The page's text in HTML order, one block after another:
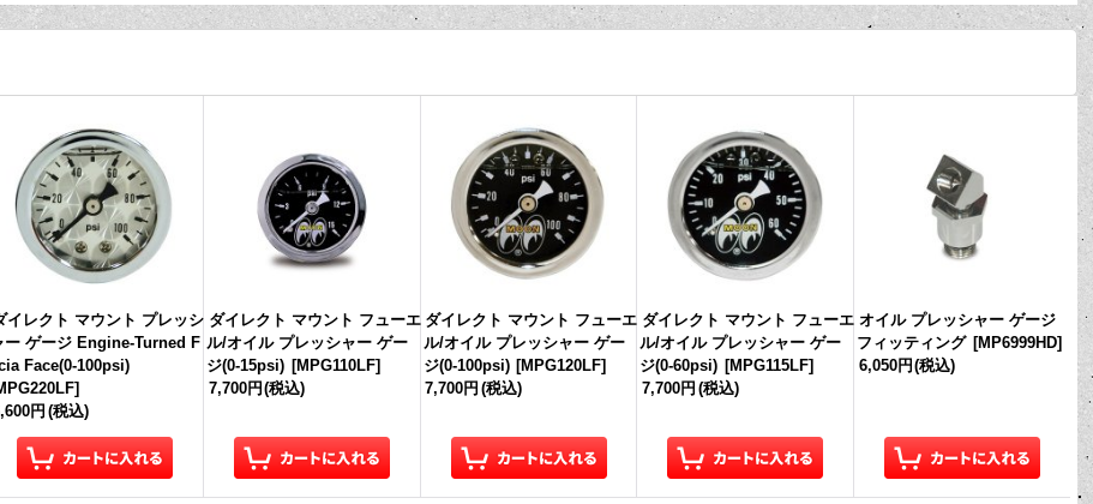
イレクト マウント プレッシ
ー ゲージ Engine-Turned F
Face(0-100psi)
]
円 (税込)
ダイレクト マウント フューエ
ル/オイル プレッシャー ゲー
ジ(0-15psi) [MPG110LF]
7,700円 (税込)
ダイレクト マウント フューエ
ル/オイル プレッシャー ゲー
ジ(0-100psi) [MPG120LF]
7,700円 (税込)
ダイレクト マウント フューエ
ル/オイル プレッシャー ゲー
ジ(0-60psi) [MPG115LF]
7,700円 (税込)
オイル プレッシャー ゲージ
フィッティング [MP6999HD]
6,050円 (税込)